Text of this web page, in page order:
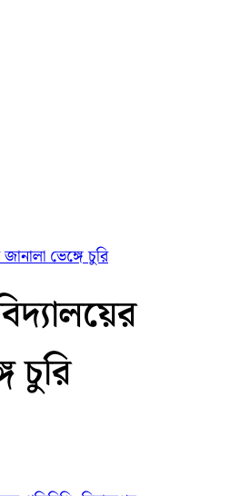
ভেঙ্গে চুরি
চুরি